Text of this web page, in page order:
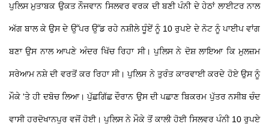
ਪੁਲਿਸ ਮੁਤਾਬਕ ਉਕਤ ਨੌਜਵਾਨ ਸਿਲਵਰ ਵਰਕ ਦੀ ਬਣੀ ਪੰਨੀ ਦੇ ਹੇਠਾਂ ਲਾਈਟਰ ਨਾਲ
ਅੱਗ ਬਾਲ ਕੇ ਉਸ ਦੇ ਉੱਪਰ ਉੱਡ ਰਹੇ ਨਸ਼ੀਲੇ ਧੂੰਏਂ ਨੂੰ 10 ਰੁਪਏ ਦੇ ਨੋਟ ਨੂੰ ਪਾਈਪ ਵਾਂਗ
ਬਣਾ ਉਸ ਨਾਲ ਆਪਣੇ ਅੰਦਰ ਖਿੱਚ ਰਿਹਾ ਸੀ। ਪੁਲਿਸ ਨੇ ਦੋਸ਼ ਲਾਇਆ ਕਿ ਮੁਲਜ਼ਮ
ਸਰੇਆਮ ਨਸ਼ੇ ਦੀ ਵਰਤੋਂ ਕਰ ਰਿਹਾ ਸੀ। ਪੁਲਿਸ ਨੇ ਤੁਰੰਤ ਕਾਰਵਾਈ ਕਰਦੇ ਹੋਏ ਉਸ ਨੂੰ
ਮੌਕੇ 'ਤੇ ਹੀ ਦਬੋਚ ਲਿਆ। ਪੁੱਛਗਿੱਛ ਦੌਰਾਨ ਉਸ ਦੀ ਪਛਾਣ ਬਿਕਰਮ ਪੁੱਤਰ ਨਸੀਬ ਚੰਦ
ਵਾਸੀ ਹਰਦੋਖਾਨਪੁਰ ਵਜੋਂ ਹੋਈ। ਪੁਲਿਸ ਨੇ ਮੌਕੇ ਤੋਂ ਕਾਲੀ ਹੋਈ ਸਿਲਵਰ ਪੰਨੀ 10 ਰੁਪਏ